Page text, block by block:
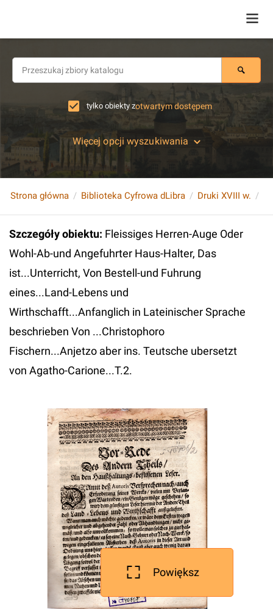
tylko obiekty zotwartym dostępem
Więcej opcji wyszukiwania
Strona główna Biblioteka Cyfrowa dLibra Druki XVIII w.
Szczegóły obiektu: Fleissiges Herren-Auge Oder
Wohl-Ab-und Angefuhrter Haus-Halter, Das
ist...Unterricht, Von Bestell-und Fuhrung
eines...Land-Lebens und
Wirthschafft...Anfanglich in Lateinischer Sprache
beschrieben Von ...Christophoro
Fischern...Anjetzo aber ins. Teutsche ubersetzt
von Agatho-Carione...T.2.
Powiększ